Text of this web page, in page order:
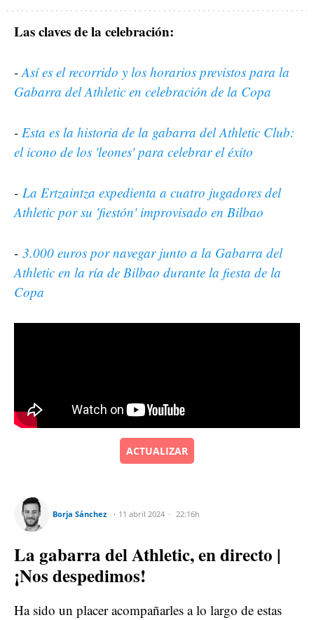
Las claves de la celebración:
-Así es el recorrido y los horarios previstos para la
Gabarra del Athletic en celebración de la Copa
- Esta es la historia de la gabarra del Athletic Club:
el icono de los 'leones' para celebrar el éxito
- La Ertzaintza expedienta a cuatro jugadores del
Athletic por su 'fiestón' improvisado en Bilbao
- 3.000 euros por navegar junto a la Gabarra del
Athletic en la ría de Bilbao durante la fiesta de la
Copa
ACTUALIZAR
Borja Sánchez 11 abril 2024 22:16h
La gabarra del Athletic, en directo |
¡Nos despedimos!
Ha sido un placer acompañarles a lo largo de estas